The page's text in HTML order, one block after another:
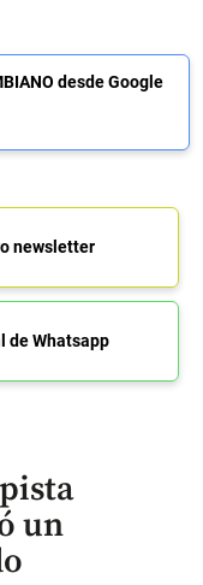
desde Google
newsletter
de Whatsapp
un